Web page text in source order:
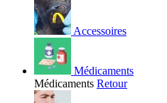
Accessoires
Médicaments
Médicaments Retour